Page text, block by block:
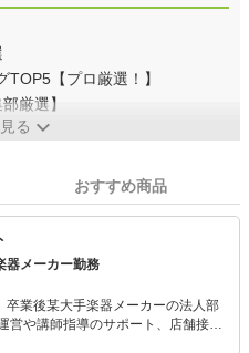
【プロ厳選！】
厳選】
る
おすすめ商品
器メーカー勤務
卒業後某大手楽器メーカーの法人部